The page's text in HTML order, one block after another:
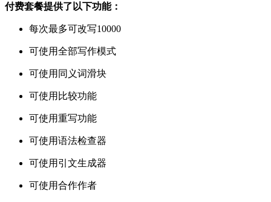
付费套餐提供了以下功能：
每次最多可改写10000
可使用全部写作模式
可使用同义词滑块
可使用比较功能
可使用重写功能
可使用语法检查器
可使用引文生成器
可使用合作作者